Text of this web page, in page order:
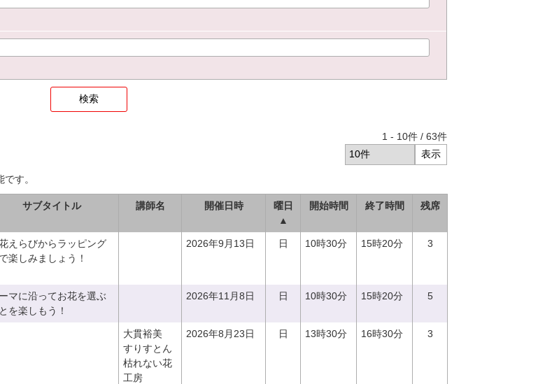
1 - 10件 / 63件
す。
サブタイトル 講師名 開催日時
曜日
▲
開始時間 終了時間 残席
えらびからラッピング
楽しみましょう！
2026年9月13日 日 10時30分 15時20分 3
マに沿ってお花を選ぶ
を楽しもう！
2026年11月8日 日 10時30分 15時20分 5
大貫裕美
すりすとん
枯れない花
工房
2026年8月23日 日 13時30分 16時30分 3